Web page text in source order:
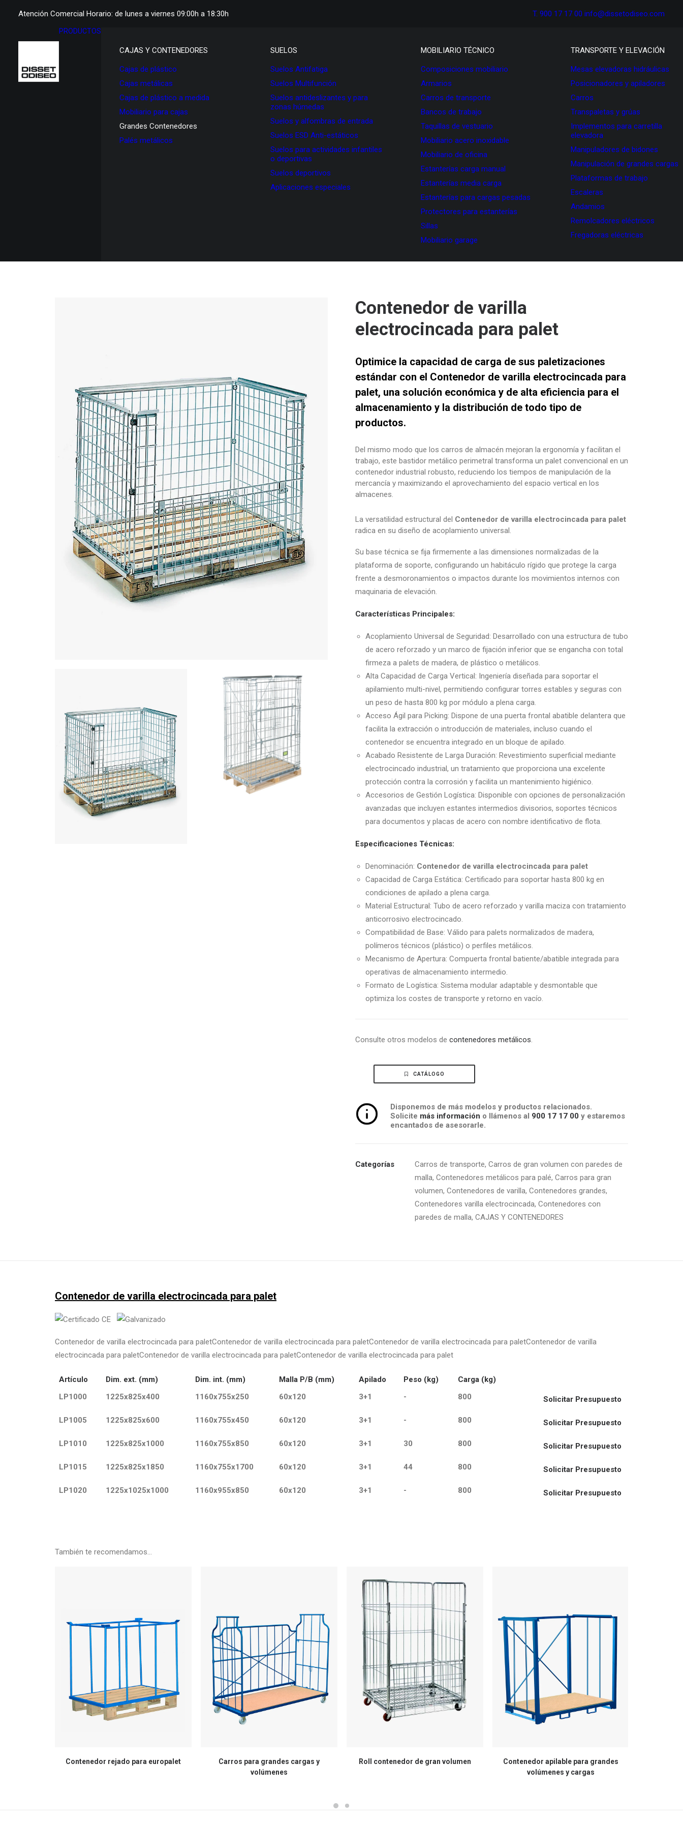
Atención Comercial Horario: de lunes a viernes 09:00h a 18:30h T. 900 17 17 00 info@dissetodiseo.com
PRODUCTOS
CAJAS Y CONTENEDORES
Cajas de plástico
Cajas metálicas
Cajas de plástico a medida
Mobiliario para cajas
Grandes Contenedores
Palés metálicos
SUELOS
Suelos Antifatiga
Suelos Multifunción
Suelos antideslizantes y para
zonas húmedas
Suelos y alfombras de entrada
Suelos ESD Anti-estáticos
Suelos para actividades infantiles
o deportivas
Suelos deportivos
Aplicaciones especiales
MOBILIARIO TÉCNICO
Composiciones mobiliario
Armarios
Carros de transporte
Bancos de trabajo
Taquillas de vestuario
Mobiliario acero inoxidable
Mobiliario de oficina
Estanterías carga manual
Estanterías media carga
Estanterías para cargas pesadas
Protectores para estanterías
Sillas
Mobiliario garage
TRANSPORTE Y ELEVACIÓN
Mesas elevadoras hidráulicas
Posicionadores y apiladores
Carros
Transpaletas y grúas
Implementos para carretilla
elevadora
Manipuladores de bidones
Manipulación de grandes cargas
Plataformas de trabajo
Escaleras
Andamios
Remolcadores eléctricos
Fregadoras eléctricas
Contenedor de varilla
electrocincada para palet
Optimice la capacidad de carga de sus paletizaciones
estándar con el Contenedor de varilla electrocincada para
palet, una solución económica y de alta eficiencia para el
almacenamiento y la distribución de todo tipo de
productos.
Del mismo modo que los carros de almacén mejoran la ergonomía y facilitan el
trabajo, este bastidor metálico perimetral transforma un palet convencional en un
contenedor industrial robusto, reduciendo los tiempos de manipulación de la
mercancía y maximizando el aprovechamiento del espacio vertical en los
almacenes.
La versatilidad estructural del Contenedor de varilla electrocincada para palet
radica en su diseño de acoplamiento universal.
Su base técnica se fija firmemente a las dimensiones normalizadas de la
plataforma de soporte, configurando un habitáculo rígido que protege la carga
frente a desmoronamientos o impactos durante los movimientos internos con
maquinaria de elevación.
Características Principales:
Acoplamiento Universal de Seguridad: Desarrollado con una estructura de tubo
de acero reforzado y un marco de fijación inferior que se engancha con total
firmeza a palets de madera, de plástico o metálicos.
Alta Capacidad de Carga Vertical: Ingeniería diseñada para soportar el
apilamiento multi-nivel, permitiendo configurar torres estables y seguras con
un peso de hasta 800 kg por módulo a plena carga.
Acceso Ágil para Picking: Dispone de una puerta frontal abatible delantera que
facilita la extracción o introducción de materiales, incluso cuando el
contenedor se encuentra integrado en un bloque de apilado.
Acabado Resistente de Larga Duración: Revestimiento superficial mediante
electrocincado industrial, un tratamiento que proporciona una excelente
protección contra la corrosión y facilita un mantenimiento higiénico.
Accesorios de Gestión Logística: Disponible con opciones de personalización
avanzadas que incluyen estantes intermedios divisorios, soportes técnicos
para documentos y placas de acero con nombre identificativo de flota.
Especificaciones Técnicas:
Denominación: Contenedor de varilla electrocincada para palet
Capacidad de Carga Estática: Certificado para soportar hasta 800 kg en
condiciones de apilado a plena carga.
Material Estructural: Tubo de acero reforzado y varilla maciza con tratamiento
anticorrosivo electrocincado.
Compatibilidad de Base: Válido para palets normalizados de madera,
polímeros técnicos (plástico) o perfiles metálicos.
Mecanismo de Apertura: Compuerta frontal batiente/abatible integrada para
operativas de almacenamiento intermedio.
Formato de Logística: Sistema modular adaptable y desmontable que
optimiza los costes de transporte y retorno en vacío.
Consulte otros modelos de contenedores metálicos.
CATÁLOGO
Disponemos de más modelos y productos relacionados.
Solicite más información o llámenos al 900 17 17 00 y estaremos
encantados de asesorarle.
Categorías Carros de transporte, Carros de gran volumen con paredes de
malla, Contenedores metálicos para palé, Carros para gran
volumen, Contenedores de varilla, Contenedores grandes,
Contenedores varilla electrocincada, Contenedores con
paredes de malla, CAJAS Y CONTENEDORES
Contenedor de varilla electrocincada para palet
Contenedor de varilla electrocincada para paletContenedor de varilla electrocincada para paletContenedor de varilla electrocincada para paletContenedor de varilla
electrocincada para paletContenedor de varilla electrocincada para paletContenedor de varilla electrocincada para palet
Artículo Dim. ext. (mm) Dim. int. (mm) Malla P/B (mm) Apilado Peso (kg)
Carga (kg)
LP1000
1225x825x400 1160x755x250 60x120 3+1 - 800 Solicitar Presupuesto
LP1005 1225x825x600 1160x755x450 60x120 3+1 - 800 Solicitar Presupuesto
LP1010 1225x825x1000 1160x755x850 60x120 3+1 30 800 Solicitar Presupuesto
LP1015 1225x825x1850 1160x755x1700 60x120 3+1 44 800 Solicitar Presupuesto
LP1020 1225x1025x1000 1160x955x850 60x120 3+1 - 800 Solicitar Presupuesto
También te recomendamos…
Contenedor rejado para europalet
Carros para grandes cargas y
volúmenes
Roll contenedor de gran volumen
Contenedor apilable para grandes
volúmenes y cargas